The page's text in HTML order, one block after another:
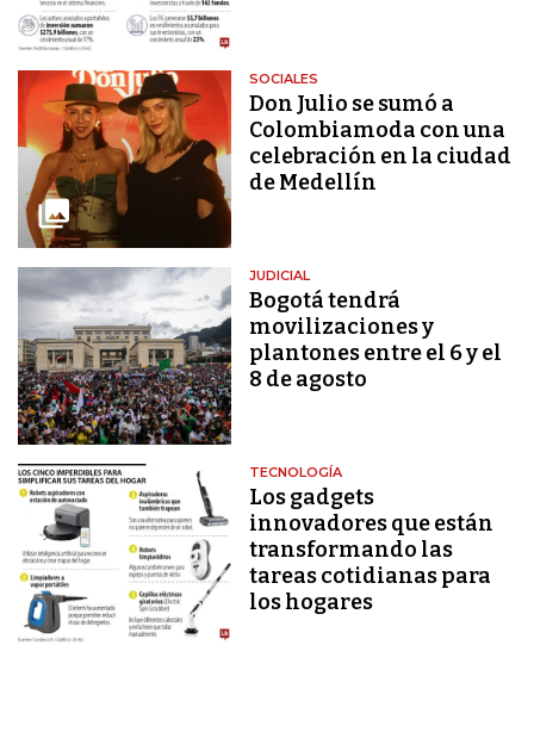
SOCIALES
Don Julio se sumó a
Colombiamoda con una
celebración en la ciudad
de Medellín
JUDICIAL
Bogotá tendrá
movilizaciones y
plantones entre el 6 y el
8 de agosto
TECNOLOGÍA
Los gadgets
innovadores que están
transformando las
tareas cotidianas para
los hogares